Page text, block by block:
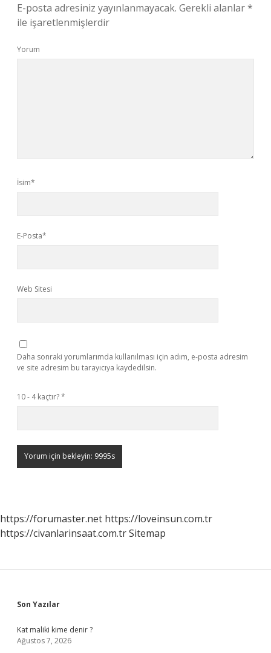
E-posta adresiniz yayınlanmayacak. Gerekli alanlar*
ile işaretlenmişlerdir
Yorum
İsim*
E-Posta*
Web Sitesi
Daha sonraki yorumlarımda kullanılması için adım, e-posta adresim
ve site adresim bu tarayıcıya kaydedilsin.
10 - 4 kaçtır?*
https://forumaster.net https://loveinsun.com.tr
https://civanlarinsaat.com.trSitemap
Sidebar
Son Yazılar
Kat maliki kime denir ?
Ağustos 7, 2026